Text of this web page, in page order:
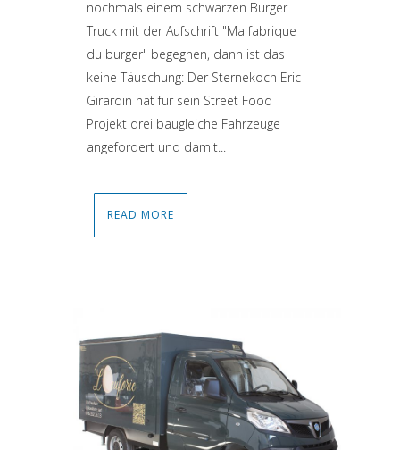
nochmals einem schwarzen Burger
Truck mit der Aufschrift "Ma fabrique
du burger" begegnen, dann ist das
keine Täuschung: Der Sternekoch Eric
Girardin hat für sein Street Food
Projekt drei baugleiche Fahrzeuge
angefordert und damit...
READ MORE